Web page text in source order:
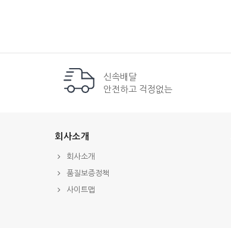
신속배달
안전하고 걱정없는
회사소개
회사소개
품질보증정책
사이트맵